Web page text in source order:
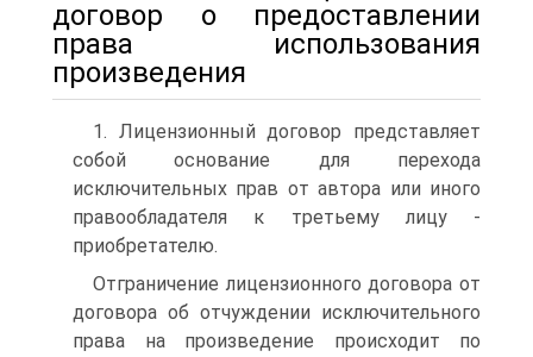
договор о предоставлении
права использования
произведения
1. Лицензионный договор представляет
собой основание для перехода
исключительных прав от автора или иного
правообладателя к третьему лицу -
приобретателю.
Отграничение лицензионного договора от
договора об отчуждении исключительного
права на произведение происходит по